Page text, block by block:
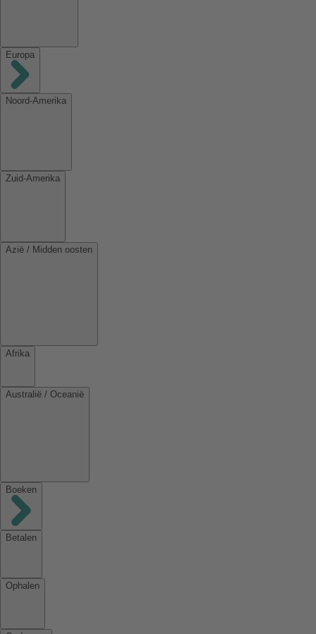
Europa
Noord-Amerika
Zuid-Amerika
Azië / Midden oosten
Afrika
Australië / Oceanië
Boeken
Betalen
Ophalen